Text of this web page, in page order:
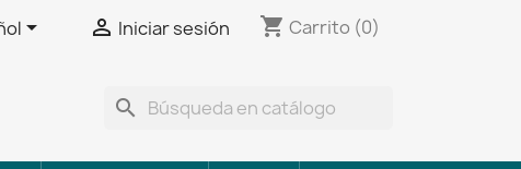
  Iniciar sesión shopping_cart Carrito (0)
search